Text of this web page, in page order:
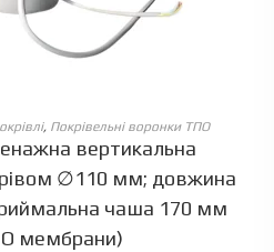
ОПЦІЇ
, Покрівельні воронки ТПО
вертикальна
∅110 мм; довжина
чаша 170 мм
мембрани)